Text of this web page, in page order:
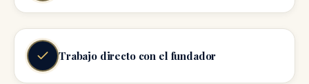
Trabajo directo con el fundador